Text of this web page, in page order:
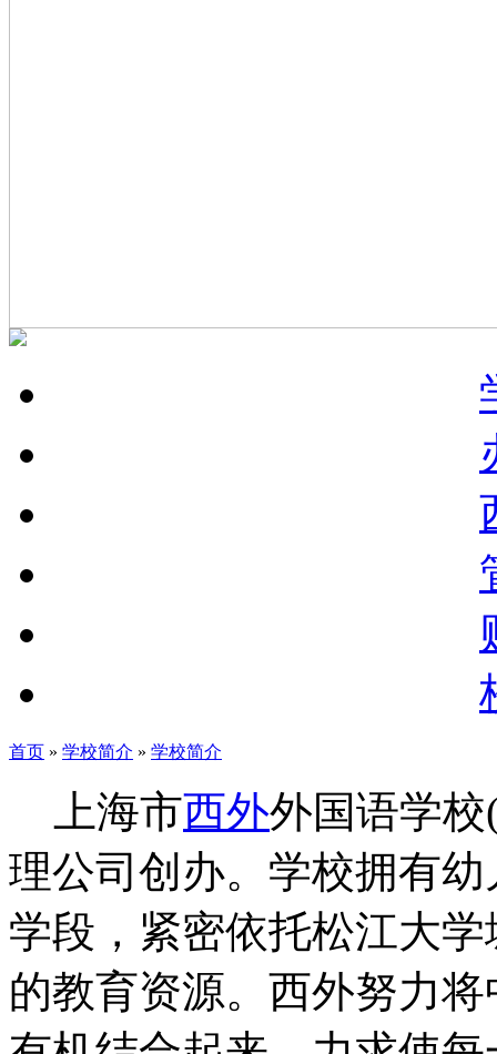
首页 » 学校简介 » 学校简介
上海市西外外国语学
理公司创办。学校拥有
学段，紧密依托松江大
的教育资源。西外努力